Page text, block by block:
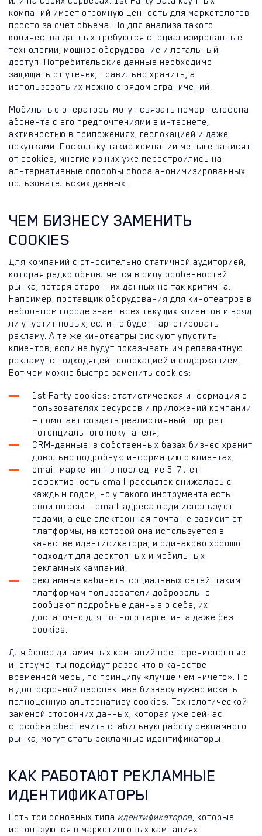
компаний имеет огромную ценность для маркетологов
просто за счёт объёма. Но для анализа такого
количества данных требуются специализированные
технологии, мощное оборудование и легальный
доступ. Потребительские данные необходимо
защищать от утечек, правильно хранить, а
использовать их можно с рядом ограничений.
Мобильные операторы могут связать номер телефона
абонента с его предпочтениями в интернете,
активностью в приложениях, геолокацией и даже
покупками. Поскольку такие компании меньше зависят
от cookies, многие из них уже перестроились на
альтернативные способы сбора анонимизированных
пользовательских данных.
ЧЕМ БИЗНЕСУ ЗАМЕНИТЬ
COOKIES
Для компаний с относительно статичной аудиторией,
которая редко обновляется в силу особенностей
рынка, потеря сторонних данных не так критична.
Например, поставщик оборудования для кинотеатров в
небольшом городе знает всех текущих клиентов и вряд
ли упустит новых, если не будет таргетировать
рекламу. А те же кинотеатры рискуют упустить
клиентов, если не будут показывать им релевантную
рекламу: с подходящей геолокацией и содержанием.
Вот чем можно быстро заменить cookies:
1st Party cookies: статистическая информация о
пользователях ресурсов и приложений компании
— помогает создать реалистичный портрет
потенциального покупателя;
CRM-данные: в собственных базах бизнес хранит
довольно подробную информацию о клиентах;
email-маркетинг: в последние 5-7 лет
эффективность email-рассылок снижалась с
каждым годом, но у такого инструмента есть
свои плюсы — email-адреса люди используют
годами, а еще электронная почта не зависит от
платформы, на которой она используется в
качестве идентификатора, и одинаково хорошо
подходит для десктопных и мобильных
рекламных кампаний;
рекламные кабинеты социальных сетей: таким
платформам пользователи добровольно
сообщают подробные данные о себе, их
достаточно для точного таргетинга даже без
cookies.
Для более динамичных компаний все перечисленные
инструменты подойдут разве что в качестве
временной меры, по принципу «лучше чем ничего». Но
в долгосрочной перспективе бизнесу нужно искать
полноценную альтернативу cookies. Технологической
заменой сторонних данных, которая уже сейчас
способна обеспечить стабильную работу рекламного
рынка, могут стать рекламные идентификаторы.
КАК РАБОТАЮТ РЕКЛАМНЫЕ
ИДЕНТИФИКАТОРЫ
Есть три основных типа идентификаторов, которые
используются в маркетинговых кампаниях: